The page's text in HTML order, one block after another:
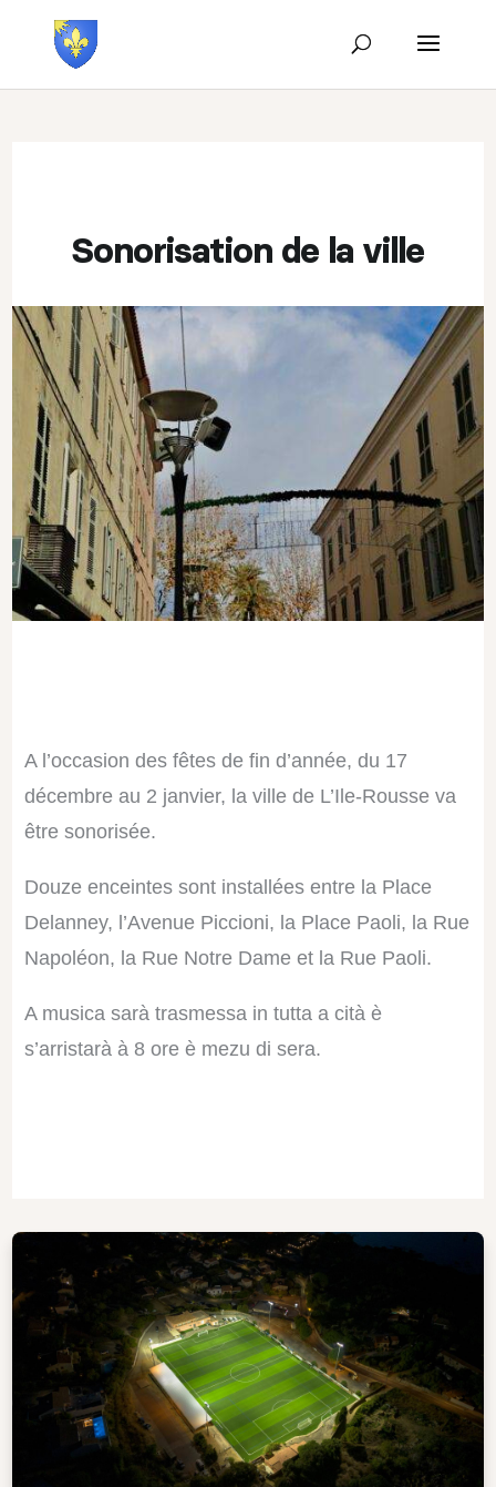
Sonorisation de la ville
A l’occasion des fêtes de fin d’année, du 17
décembre au 2 janvier, la ville de L’Ile-Rousse va
être sonorisée.
Douze enceintes sont installées entre la Place
Delanney, l’Avenue Piccioni, la Place Paoli, la Rue
Napoléon, la Rue Notre Dame et la Rue Paoli.
A musica sarà trasmessa in tutta a cità è
s’arristarà à 8 ore è mezu di sera.